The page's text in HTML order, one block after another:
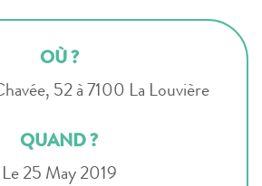
OÙ ?
52 à 7100 La Louvière
QUAND ?
Le 25 May 2019